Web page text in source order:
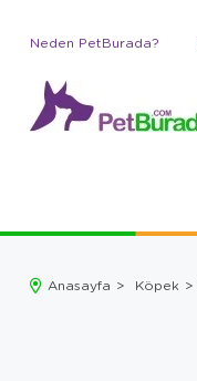
Neden PetBurada?
Anasayfa Köpek